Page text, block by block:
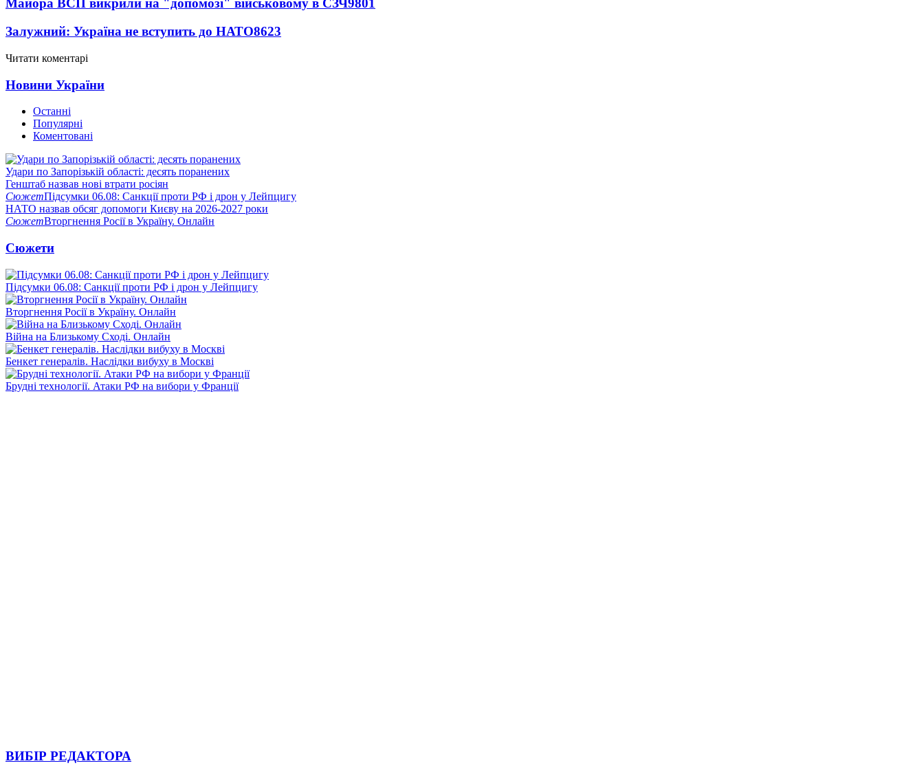
Майора ВСП викрили на "допомозі" військовому в СЗЧ9801
Залужний: Україна не вступить до НАТО8623
Читати коментарі
Новини України
Останні
Популярні
Коментовані
Удари по Запорізькій області: десять поранених
Генштаб назвав нові втрати росіян
СюжетПідсумки 06.08: Санкції проти РФ і дрон у Лейпцигу
НАТО назвав обсяг допомоги Києву на 2026-2027 роки
СюжетВторгнення Росії в Україну. Онлайн
Сюжети
Підсумки 06.08: Санкції проти РФ і дрон у Лейпцигу
Вторгнення Росії в Україну. Онлайн
Війна на Близькому Сході. Онлайн
Бенкет генералів. Наслідки вибуху в Москві
Брудні технології. Атаки РФ на вибори у Франції
ВИБІР РЕДАКТОРА